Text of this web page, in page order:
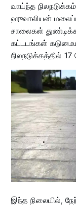
வாய்ந்த
ஹுவாலியன்
சாலைகள்
கட்டடங்கள்
நிலநடுக்கத்தில் 17
இந்த நிலையில்,